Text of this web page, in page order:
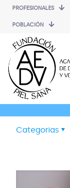
PROFESIONALES
POBLACIÓN
Categorias